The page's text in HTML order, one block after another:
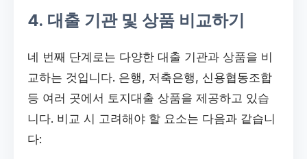
4. 대출 기관 및 상품 비교하기
네 번째 단계로는 다양한 대출 기관과 상품을 비
교하는 것입니다. 은행, 저축은행, 신용협동조합
등 여러 곳에서 토지대출 상품을 제공하고 있습
니다. 비교 시 고려해야 할 요소는 다음과 같습니
다: